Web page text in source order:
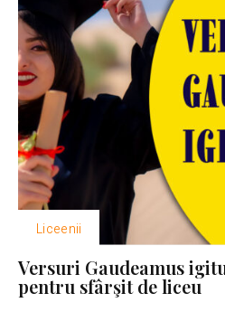
Liceenii
Versuri Gaudeamus
pentru sfârşit de liceu